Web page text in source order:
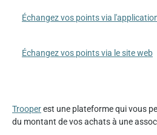
Échangez vos points via
Échangez vos points via le site web
Trooperest une plateforme qui vous
du montant de vos achats à une